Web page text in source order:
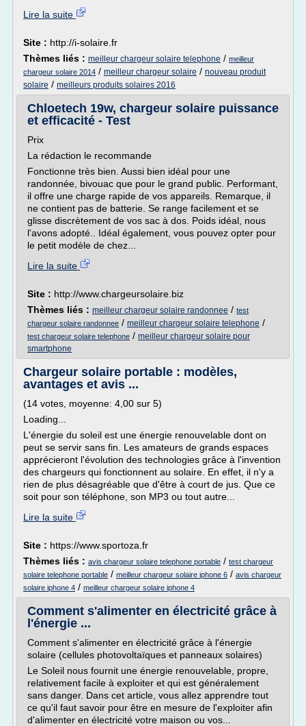
Lire la suite
Site : http://i-solaire.fr
Thèmes liés : meilleur chargeur solaire telephone / meilleur
chargeur solaire 2014 / meilleur chargeur solaire / nouveau produit
solaire / meilleurs produits solaires 2016
Chloetech 19w, chargeur solaire puissance
et efficacité - Test
Prix
La rédaction le recommande
Fonctionne très bien. Aussi bien idéal pour une
randonnée, bivouac que pour le grand public. Performant,
il offre une charge rapide de vos appareils. Remarque, il
ne contient pas de batterie. Se range facilement et se
glisse discrètement de vos sac à dos. Poids idéal, nous
l'avons adopté.. Idéal également, vous pouvez opter pour
le petit modèle de chez...
Lire la suite
Site : http://www.chargeursolaire.biz
Thèmes liés : meilleur chargeur solaire randonnee / test
chargeur solaire randonnee / meilleur chargeur solaire telephone /
test chargeur solaire telephone / meilleur chargeur solaire pour
smartphone
Chargeur solaire portable : modèles,
avantages et avis ...
(14 votes, moyenne: 4,00 sur 5)
Loading...
L'énergie du soleil est une énergie renouvelable dont on
peut se servir sans fin. Les amateurs de grands espaces
apprécieront l'évolution des technologies grâce à l'invention
des chargeurs qui fonctionnent au solaire. En effet, il n'y a
rien de plus désagréable que d'être à court de jus. Que ce
soit pour son téléphone, son MP3 ou tout autre...
Lire la suite
Site : https://www.sportoza.fr
Thèmes liés : avis chargeur solaire telephone portable / test chargeur
solaire telephone portable / meilleur chargeur solaire iphone 6 / avis chargeur
solaire iphone 4 / meilleur chargeur solaire iphone 4
Comment s'alimenter en électricité grâce à
l'énergie ...
Comment s'alimenter en électricité grâce à l'énergie
solaire (cellules photovoltaïques et panneaux solaires)
Le Soleil nous fournit une énergie renouvelable, propre,
relativement facile à exploiter et qui est généralement
sans danger. Dans cet article, vous allez apprendre tout
ce qu'il faut savoir pour être en mesure de l'exploiter afin
d'alimenter en électricité votre maison ou vos...